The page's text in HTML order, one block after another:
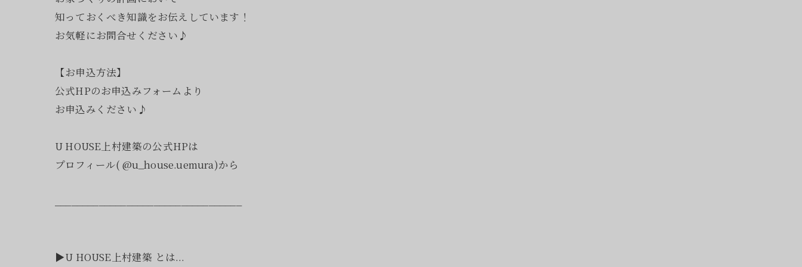
知っておくべき知識をお伝えしています！
お気軽にお問合せください♪
【お申込方法】
公式HPのお申込みフォームより
お申込みください♪
U HOUSE上村建築の公式HPは
プロフィール( @u_house.uemura)から
▶︎U HOUSE上村建築 とは...